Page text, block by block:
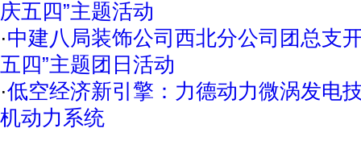
庆五四”主题活动
·中建八局装饰公司西北分公司团总支
五四”主题团日活动
·低空经济新引擎：力德动力微涡发电
机动力系统